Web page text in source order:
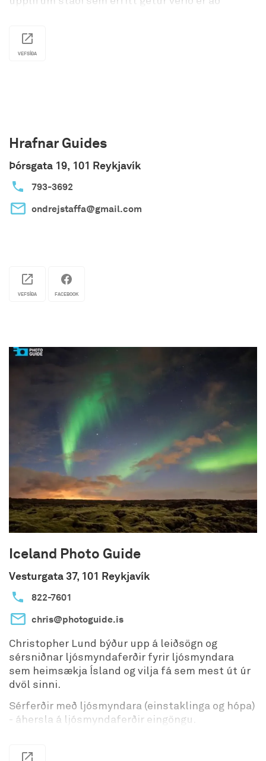
firði.
ferð er 8 manns (4 ökumenn og 4 farþegar).
VEFSÍÐA
Hrafnar Guides
Þórsgata 19, 101 Reykjavík
793-3692
ondrejstaffa@gmail.com
VEFSÍÐA FACEBOOK
Iceland Photo Guide
Vesturgata 37, 101 Reykjavík
822-7601
chris@photoguide.is
Christopher Lund býður upp á leiðsögn og
sérsniðnar ljósmyndaferðir fyrir ljósmyndara
sem heimsækja Ísland og vilja fá sem mest út úr
dvöl sinni.
Sérferðir með ljósmyndara (einstaklinga og hópa)
- áhersla á ljósmyndaferðir eingöngu.